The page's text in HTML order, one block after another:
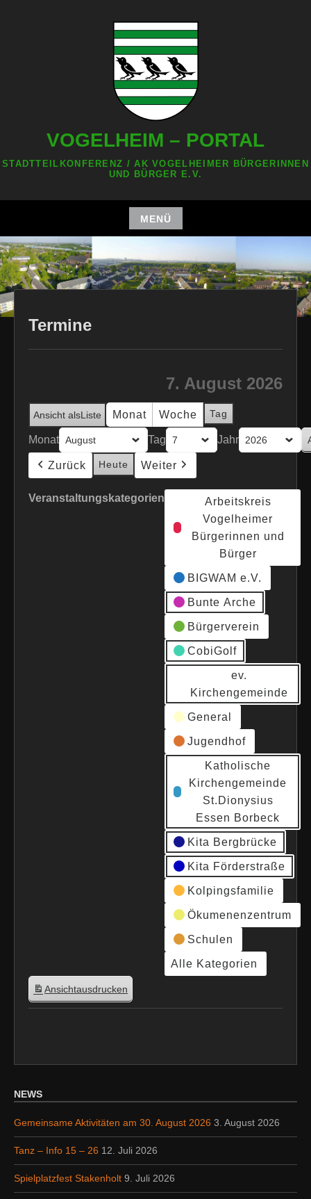
VOGELHEIM – PORTAL
STADTTEILKONFERENZ / AK VOGELHEIMER BÜRGERINNEN
UND BÜRGER E.V.
MENÜ
Zum
Inhalt
springen
Termine
7. August 2026
Ansicht alsListe Monat Woche Tag
Monat Tag Jahr
Zurück Heute Weiter
Veranstaltungskategorien
Arbeitskreis
Vogelheimer
Bürgerinnen und
Bürger
BIGWAM e.V.
Bunte Arche
Bürgerverein
CobiGolf
ev.
Kirchengemeinde
General
Jugendhof
Katholische
Kirchengemeinde
St.Dionysius
Essen Borbeck
Kita Bergbrücke
Kita Förderstraße
Kolpingsfamilie
Ökumenenzentrum
Schulen
Alle Kategorien
Ansichtausdrucken
NEWS
Gemeinsame Aktivitäten am 30. August 2026 3. August 2026
Tanz – Info 15 – 26 12. Juli 2026
Spielplatzfest Stakenholt 9. Juli 2026